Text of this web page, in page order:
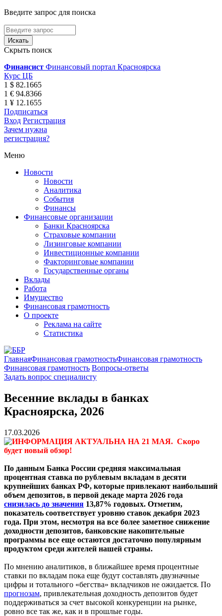
Введите запрос для поиска
Скрыть поиск
Финансист Финансовый портал Красноярска
Курс ЦБ
1 $ 82.1665
1 € 94.8366
1 ¥ 12.1655
Подписаться
Вход Регистрация
Зачем нужна
регистрация?
Меню
Новости
Новости
Аналитика
События
Финансы
Финансовые организации
Банки Красноярска
Страховые компании
Лизинговые компании
Инвестиционные компании
Факторинговые компании
Государственные органы
Вклады
Работа
Имущество
Финансовая грамотность
О проекте
Реклама на сайте
Статистика
ГлавнаяФинансовая грамотностьФинансовая грамотность
Финансовая грамотность Вопросы-ответы
Задать вопрос специалисту
Весенние вклады в банках
Красноярска, 2026
17.03.2026
ИНФОРМАЦИЯ АКТУАЛЬНА НА 21 МАЯ. Скоро
будет новый обзор!
По данным Банка России средняя максимальная
процентная ставка по рублевым вкладам в десяти
крупнейших банках РФ, которые привлекают наибольший
объем депозитов, в первой декаде марта 2026 года
снизилась до значения 13,87% годовых. Отметим,
показатель соответствует уровню ставок декабря 2023
года. При этом, несмотря на все более заметное снижение
доходности депозитов, банковские накопительные
программы все еще остаются достаточно популярным
продуктом среди жителей нашей страны.
По мнению аналитиков, в ближайшее время процентные
ставки по вкладам пока еще будут составлять двузначные
цифры и тотального «бегства» вкладчиков не ожидается. По
прогнозам, привлекательная доходность депозитов будет
поддерживаться за счет высокой конкуренции на рынке,
ровно все так же, как и в прошлые годы.